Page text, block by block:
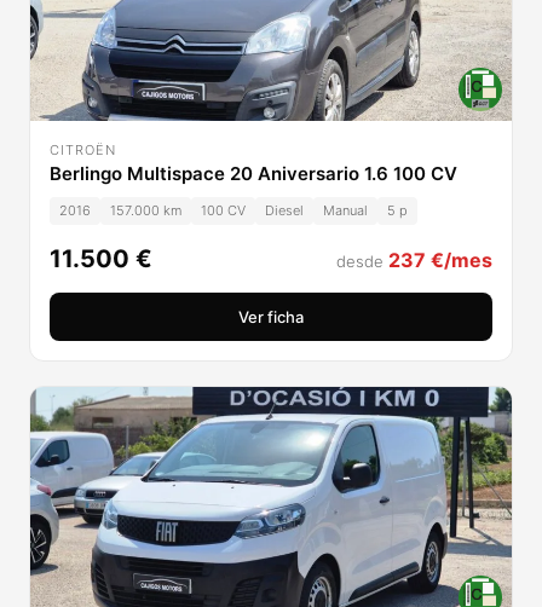
CITROËN
Berlingo Multispace 20 Aniversario 1.6 100 CV
2016 157.000 km 100 CV Diesel Manual 5 p
11.500 € desde 237 €/mes
Ver ficha